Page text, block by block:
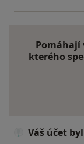
Pomáhají
kterého
Váš účet